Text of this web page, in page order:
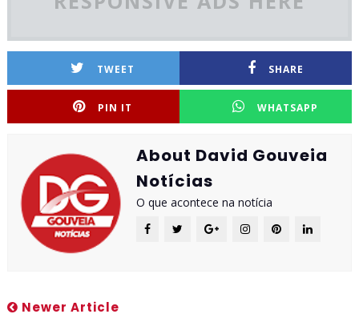
TWEET SHARE
PIN IT WHATSAPP
About David Gouveia
Notícias
O que acontece na notícia
Newer Article